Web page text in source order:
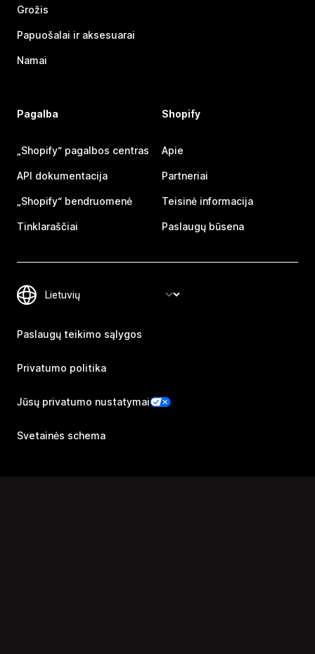
Grožis
Papuošalai ir aksesuarai
Namai
Pagalba
„Shopify“ pagalbos centras
API dokumentacija
„Shopify“ bendruomenė
Tinklaraščiai
Shopify
Apie
Partneriai
Teisinė informacija
Paslaugų būsena
Paslaugų teikimo sąlygos
Privatumo politika
Jūsų privatumo nustatymai
Svetainės schema